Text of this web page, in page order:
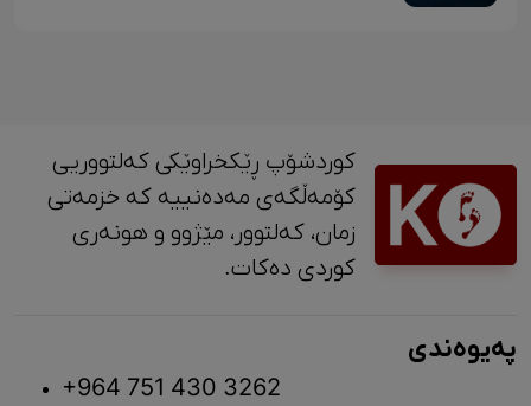
کوردشۆپ ڕێکخراوێکی کەلتووریی
کۆمەڵگەی مەدەنییە کە خزمەتی
زمان، کەلتوور، مێژوو و ‎هونەری
کوردی دەکات.
پەیوەندی
+964 751 430 3262